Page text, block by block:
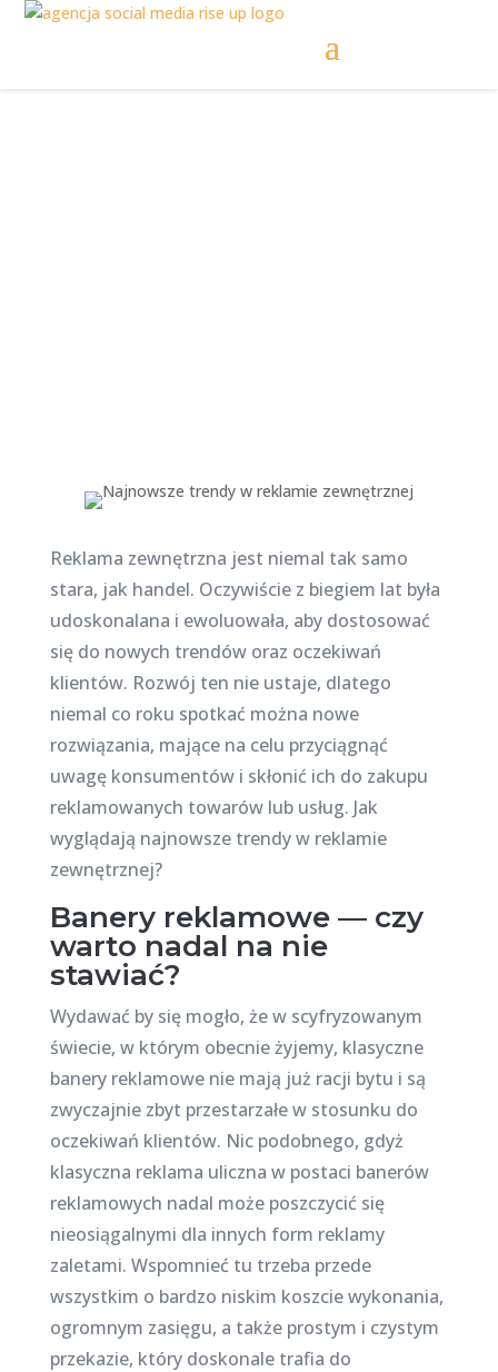
Reklama zewnętrzna jest niemal tak samo
stara, jak handel. Oczywiście z biegiem lat była
udoskonalana i ewoluowała, aby dostosować
się do nowych trendów oraz oczekiwań
klientów. Rozwój ten nie ustaje, dlatego
niemal co roku spotkać można nowe
rozwiązania, mające na celu przyciągnąć
uwagę konsumentów i skłonić ich do zakupu
reklamowanych towarów lub usług. Jak
wyglądają najnowsze trendy w reklamie
zewnętrznej?
Banery reklamowe — czy
warto nadal na nie
stawiać?
Wydawać by się mogło, że w scyfryzowanym
świecie, w którym obecnie żyjemy, klasyczne
banery reklamowe nie mają już racji bytu i są
zwyczajnie zbyt przestarzałe w stosunku do
oczekiwań klientów. Nic podobnego, gdyż
klasyczna reklama uliczna w postaci banerów
reklamowych nadal może poszczycić się
nieosiągalnymi dla innych form reklamy
zaletami. Wspomnieć tu trzeba przede
wszystkim o bardzo niskim koszcie wykonania,
ogromnym zasięgu, a także prostym i czystym
przekazie, który doskonale trafia do